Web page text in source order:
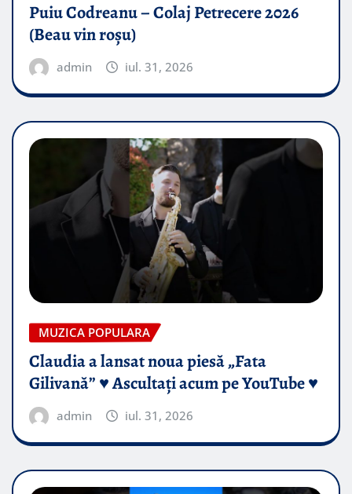
Puiu Codreanu – Colaj Petrecere 2026
(Beau vin roșu)
admin iul. 31, 2026
MUZICA POPULARA
Claudia a lansat noua piesă „Fata
Gilivană” ♥️ Ascultați acum pe YouTube ♥️
admin iul. 31, 2026